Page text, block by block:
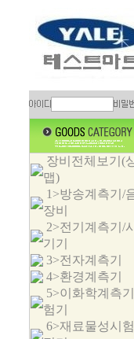
장비전체보기(
맵)
1>방송계측기/
장비
2>전기계측기/
기기
3>전자계측기
4>환경계측기
5>이화학계측기
험기
6>재료물성시